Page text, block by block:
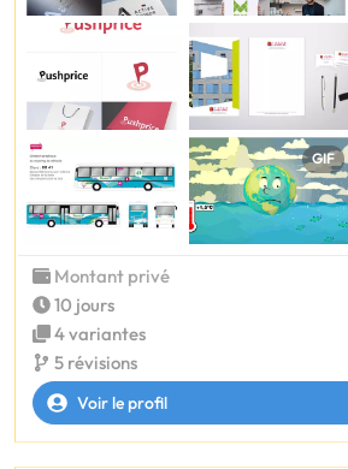
GIF
Montant privé
10 jours
4 variantes
5 révisions
Voir le profil